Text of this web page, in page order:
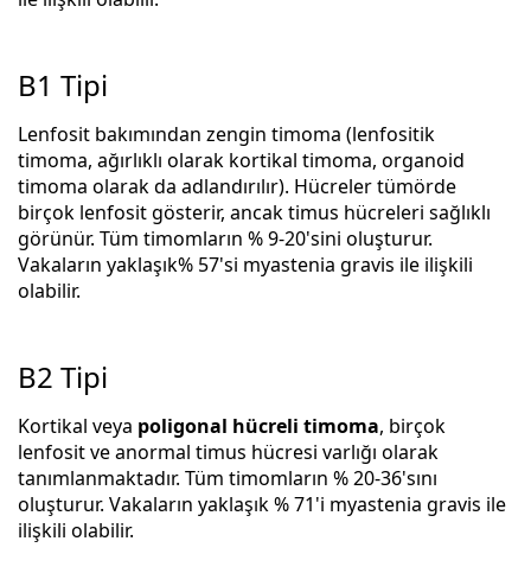
B1 Tipi
Lenfosit bakımından zengin timoma (lenfositik
timoma, ağırlıklı olarak kortikal timoma, organoid
timoma olarak da adlandırılır). Hücreler tümörde
birçok lenfosit gösterir, ancak timus hücreleri sağlıklı
görünür. Tüm timomların % 9-20'sini oluşturur.
Vakaların yaklaşık% 57'si myastenia gravis ile ilişkili
olabilir.
B2 Tipi
Kortikal veya poligonal hücreli timoma, birçok
lenfosit ve anormal timus hücresi varlığı olarak
tanımlanmaktadır. Tüm timomların % 20-36'sını
oluşturur. Vakaların yaklaşık % 71'i myastenia gravis ile
ilişkili olabilir.